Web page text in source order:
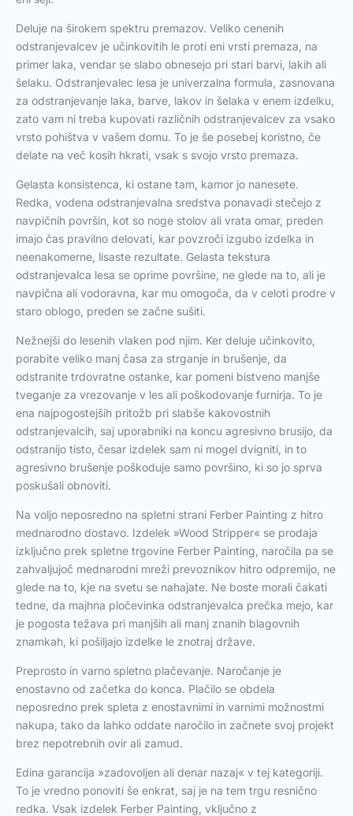
Deluje na širokem spektru premazov. Veliko cenenih
odstranjevalcev je učinkovitih le proti eni vrsti premaza, na
primer laka, vendar se slabo obnesejo pri stari barvi, lakih ali
šelaku. Odstranjevalec lesa je univerzalna formula, zasnovana
za odstranjevanje laka, barve, lakov in šelaka v enem izdelku,
zato vam ni treba kupovati različnih odstranjevalcev za vsako
vrsto pohištva v vašem domu. To je še posebej koristno, če
delate na več kosih hkrati, vsak s svojo vrsto premaza.
Gelasta konsistenca, ki ostane tam, kamor jo nanesete.
Redka, vodena odstranjevalna sredstva ponavadi stečejo z
navpičnih površin, kot so noge stolov ali vrata omar, preden
imajo čas pravilno delovati, kar povzroči izgubo izdelka in
neenakomerne, lisaste rezultate. Gelasta tekstura
odstranjevalca lesa se oprime površine, ne glede na to, ali je
navpična ali vodoravna, kar mu omogoča, da v celoti prodre v
staro oblogo, preden se začne sušiti.
Nežnejši do lesenih vlaken pod njim. Ker deluje učinkovito,
porabite veliko manj časa za strganje in brušenje, da
odstranite trdovratne ostanke, kar pomeni bistveno manjše
tveganje za vrezovanje v les ali poškodovanje furnirja. To je
ena najpogostejših pritožb pri slabše kakovostnih
odstranjevalcih, saj uporabniki na koncu agresivno brusijo, da
odstranijo tisto, česar izdelek sam ni mogel dvigniti, in to
agresivno brušenje poškoduje samo površino, ki so jo sprva
poskušali obnoviti.
Na voljo neposredno na spletni strani Ferber Painting z hitro
mednarodno dostavo. Izdelek »Wood Stripper« se prodaja
izključno prek spletne trgovine Ferber Painting, naročila pa se
zahvaljujoč mednarodni mreži prevoznikov hitro odpremijo, ne
glede na to, kje na svetu se nahajate. Ne boste morali čakati
tedne, da majhna pločevinka odstranjevalca prečka mejo, kar
je pogosta težava pri manjših ali manj znanih blagovnih
znamkah, ki pošiljajo izdelke le znotraj države.
Preprosto in varno spletno plačevanje. Naročanje je
enostavno od začetka do konca. Plačilo se obdela
neposredno prek spleta z enostavnimi in varnimi možnostmi
nakupa, tako da lahko oddate naročilo in začnete svoj projekt
brez nepotrebnih ovir ali zamud.
Edina garancija »zadovoljen ali denar nazaj« v tej kategoriji.
To je vredno ponoviti še enkrat, saj je na tem trgu resnično
redka. Vsak izdelek Ferber Painting, vključno z